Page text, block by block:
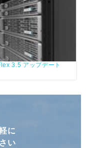
3.5 アップデート
に
い